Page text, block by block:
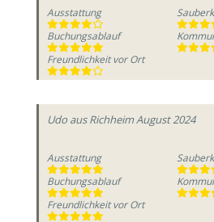
Ausstattung
Buchungsablauf
Freundlichkeit vor Ort
Udo aus RichheimAugust 2024
Ausstattung
Buchungsablauf
Freundlichkeit vor Ort